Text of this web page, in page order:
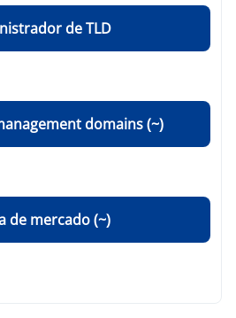
de TLD
domains (~)
de mercado (~)